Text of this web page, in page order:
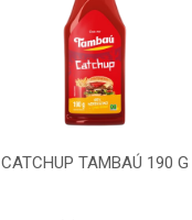
CATCHUP TAMBAÚ 190 G